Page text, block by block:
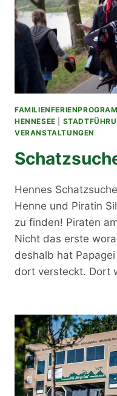
HENNESEE
VERANSTALTUNGEN
Hennes
Henne und Piratin
zu finden! Piraten
Nicht das erste
deshalb hat
dort versteckt. Dort